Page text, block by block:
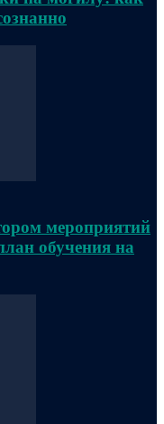
мероприятий
обучения на